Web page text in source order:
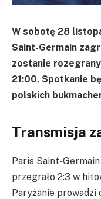
W sobotę 28
Saint-Germain
zostanie
21:00. Spotkanie
polskich
Transmisja
Paris Saint-
przegrało 2:3 w
Paryżanie